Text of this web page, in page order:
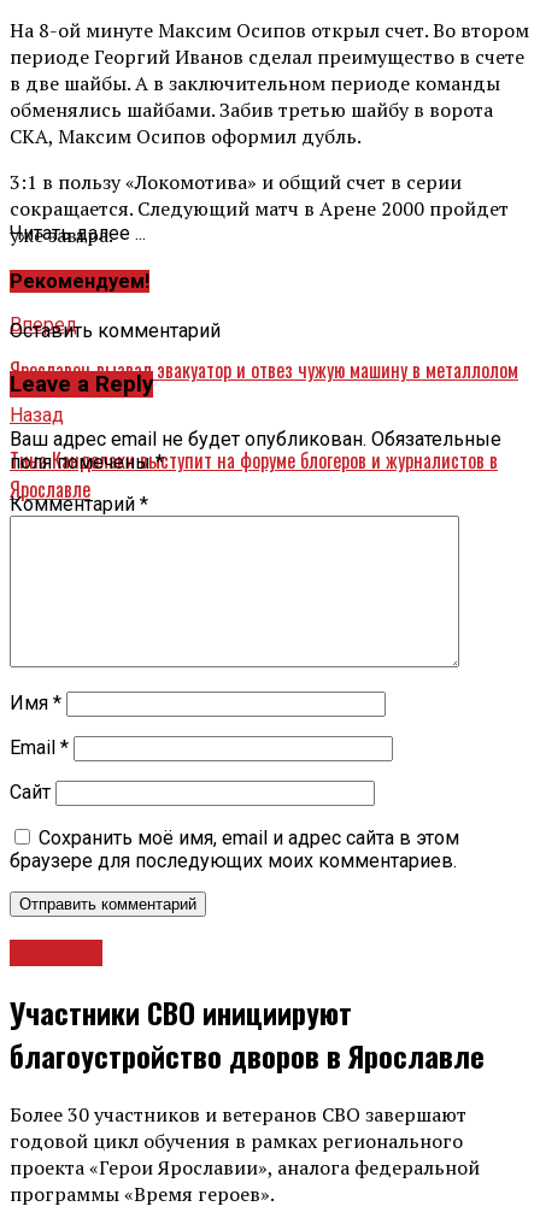
На 8-ой минуте Максим Осипов открыл счет. Во втором
периоде Георгий Иванов сделал преимущество в счете
в две шайбы. А в заключительном периоде команды
обменялись шайбами. Забив третью шайбу в ворота
СКА, Максим Осипов оформил дубль.
3:1 в пользу «Локомотива» и общий счет в серии
сокращается. Следующий матч в Арене 2000 пройдет
уже завтра.
Вперед
Ярославец вызвал эвакуатор и отвез чужую машину в металлолом
Назад
Тина Канделаки выступит на форуме блогеров и журналистов в
Ярославле
Читать далее ...
Рекомендуем!
Оставить комментарий
Leave a Reply
Ваш адрес email не будет опубликован. Обязательные
поля помечены*
Комментарий *
Имя *
Email *
Сайт
Сохранить моё имя, email и адрес сайта в этом
браузере для последующих моих комментариев.
Участники СВО инициируют
благоустройство дворов в Ярославле
Более 30 участников и ветеранов СВО завершают
годовой цикл обучения в рамках регионального
проекта «Герои Ярославии», аналога федеральной
программы «Время героев».